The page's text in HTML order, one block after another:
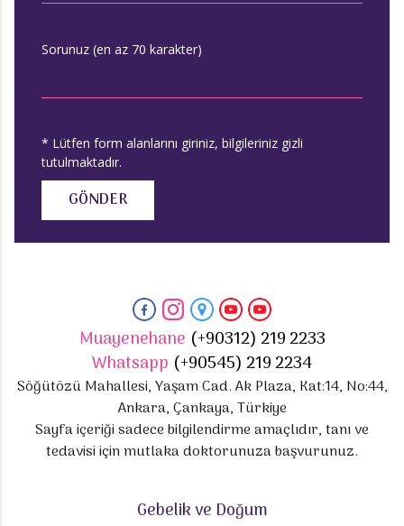
Sorunuz (en az 70 karakter)
* Lütfen form alanlarını giriniz, bilgileriniz gizli
tutulmaktadır.
GÖNDER
Muayenehane (+90312) 219 2233
Whatsapp (+90545) 219 2234
Söğütözü Mahallesi, Yaşam Cad. Ak Plaza, Kat:14, No:44,
Ankara, Çankaya, Türkiye
Sayfa içeriği sadece bilgilendirme amaçlıdır, tanı ve
tedavisi için mutlaka doktorunuza başvurunuz.
Gebelik ve Doğum